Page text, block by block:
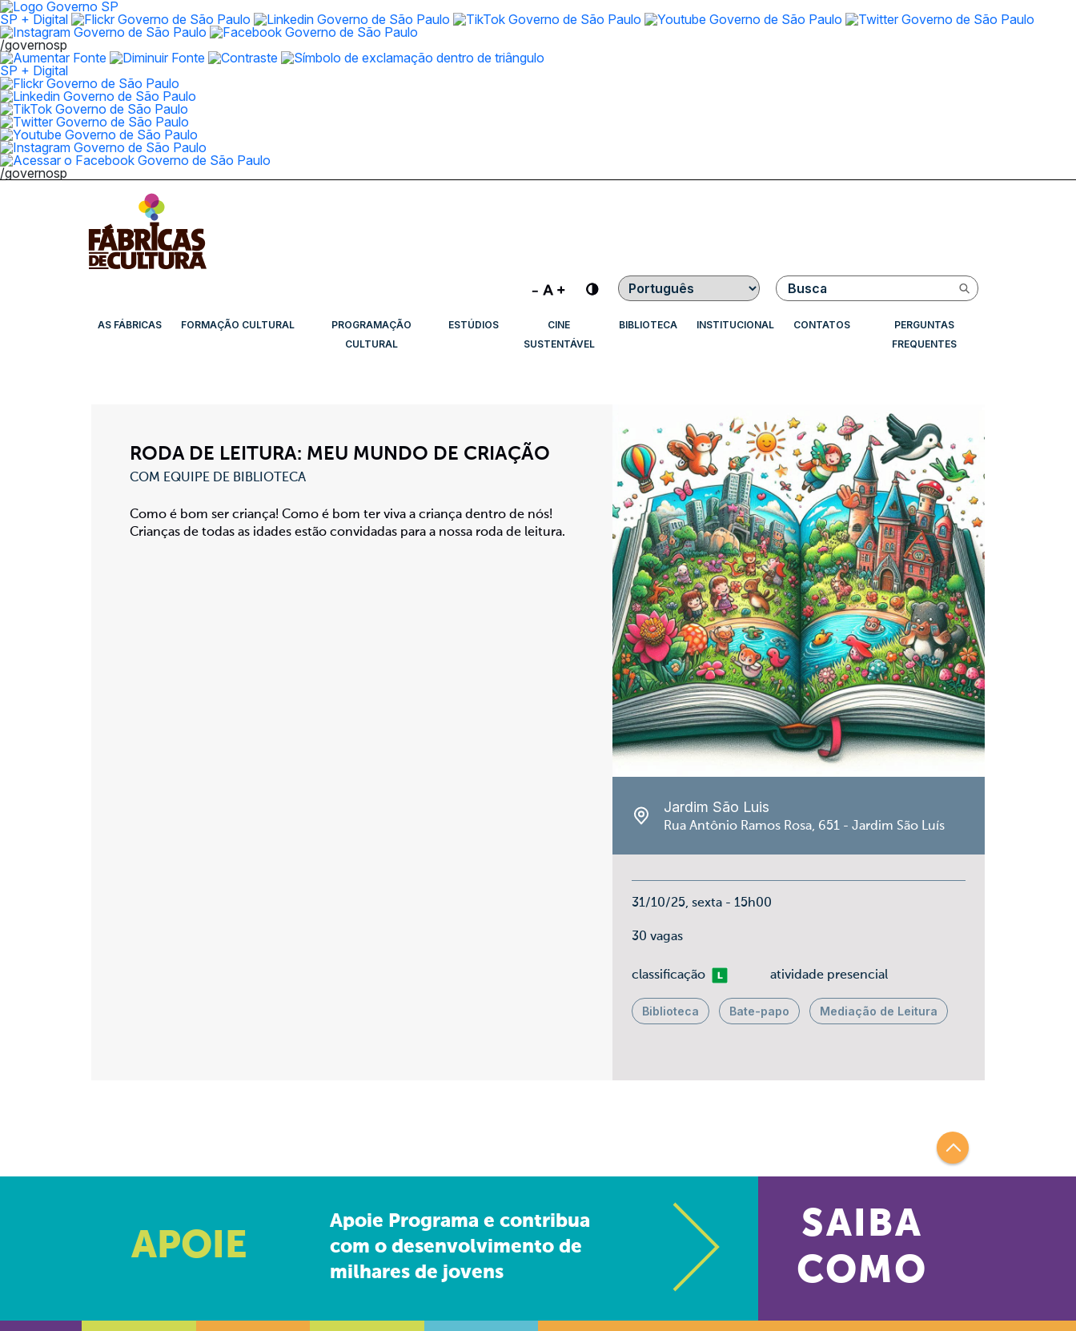
SP + Digital
/governosp
SP + Digital
/governosp
Contraste Buscar
AS FÁBRICAS FORMAÇÃO CULTURAL
PROGRAMAÇÃO
CULTURAL
ESTÚDIOS
CINE
SUSTENTÁVEL
BIBLIOTECA INSTITUCIONAL CONTATOS
PERGUNTAS
FREQUENTES
RODA DE LEITURA: MEU MUNDO DE CRIAÇÃO
COM EQUIPE DE BIBLIOTECA
Como é bom ser criança! Como é bom ter viva a criança dentro de nós!
Crianças de todas as idades estão convidadas para a nossa roda de leitura.
Jardim São Luis
Rua Antônio Ramos Rosa, 651 - Jardim São Luís
31/10/25, sexta - 15h00
30 vagas
classificaçãoLivre atividade presencial
Biblioteca Bate-papo Mediação de Leitura
APOIE
Apoie Programa e contribua
com o desenvolvimento de
milhares de jovens
SAIBA
COMO